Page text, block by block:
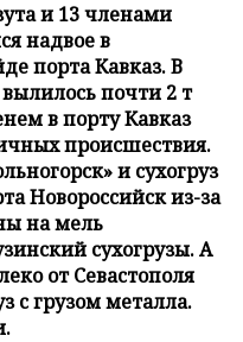
и 13 членами
надвое в
порта Кавказ. В
почти 2 т
в порту Кавказ
происшествия.
и сухогруз
Новороссийск из-за
на мель
сухогрузы. А
от Севастополя
с грузом металла.